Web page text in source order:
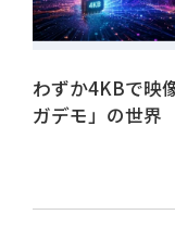
わずか4KBで映
ガデモ」の世界